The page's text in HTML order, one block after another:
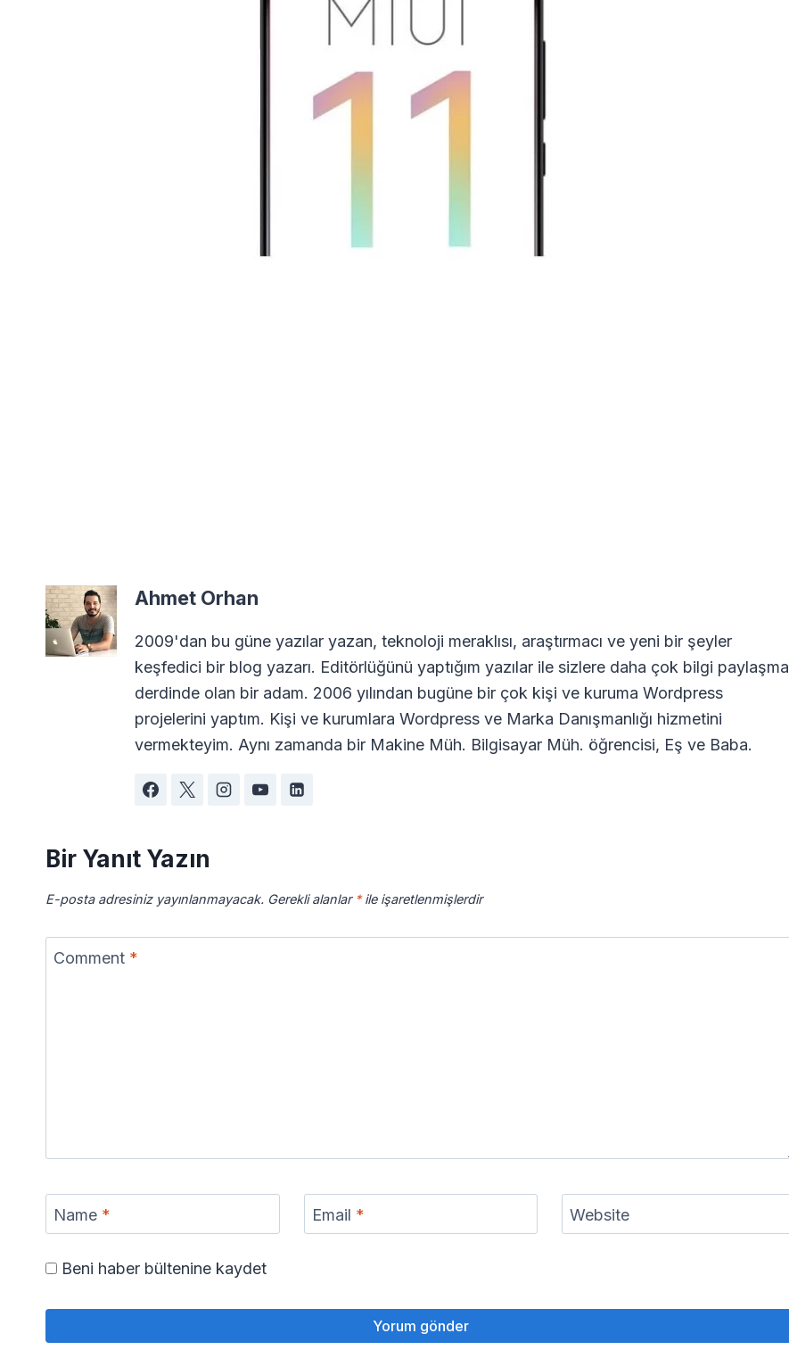
Ahmet Orhan
2009'dan bu güne yazılar yazan, teknoloji meraklısı, araştırmacı ve yeni bir şeyler
keşfedici bir blog yazarı. Editörlüğünü yaptığım yazılar ile sizlere daha çok bilgi paylaşma
derdinde olan bir adam. 2006 yılından bugüne bir çok kişi ve kuruma Wordpress
projelerini yaptım. Kişi ve kurumlara Wordpress ve Marka Danışmanlığı hizmetini
vermekteyim. Aynı zamanda bir Makine Müh. Bilgisayar Müh. öğrencisi, Eş ve Baba.
Bir Yanıt Yazın
E-posta adresiniz yayınlanmayacak. Gerekli alanlar *ile işaretlenmişlerdir
Comment *
Name * Email * Website
Beni haber bültenine kaydet